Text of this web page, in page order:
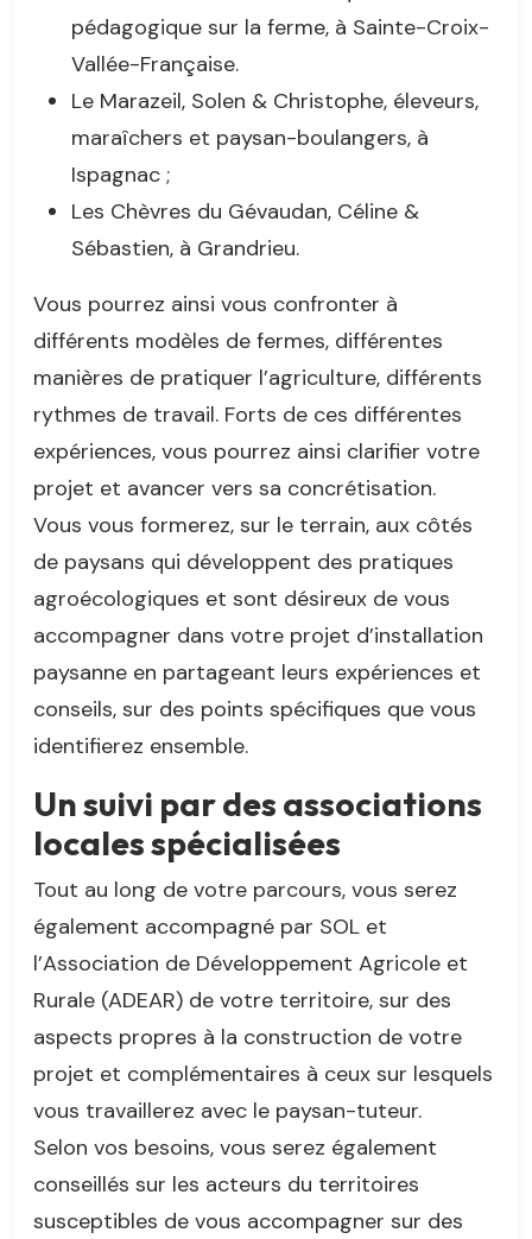
pédagogique sur la ferme, à Sainte-Croix-
Vallée-Française.
Le Marazeil, Solen & Christophe, éleveurs,
maraîchers et paysan-boulangers, à
Ispagnac ;
Les Chèvres du Gévaudan, Céline &
Sébastien, à Grandrieu.
Vous pourrez ainsi vous confronter à
différents modèles de fermes, différentes
manières de pratiquer l’agriculture, différents
rythmes de travail. Forts de ces différentes
expériences, vous pourrez ainsi clarifier votre
projet et avancer vers sa concrétisation.
Vous vous formerez, sur le terrain, aux côtés
de paysans qui développent des pratiques
agroécologiques et sont désireux de vous
accompagner dans votre projet d’installation
paysanne en partageant leurs expériences et
conseils, sur des points spécifiques que vous
identifierez ensemble.
Un suivi par des associations
locales spécialisées
Tout au long de votre parcours, vous serez
également accompagné par SOL et
l’Association de Développement Agricole et
Rurale (ADEAR) de votre territoire, sur des
aspects propres à la construction de votre
projet et complémentaires à ceux sur lesquels
vous travaillerez avec le paysan-tuteur.
Selon vos besoins, vous serez également
conseillés sur les acteurs du territoires
susceptibles de vous accompagner sur des